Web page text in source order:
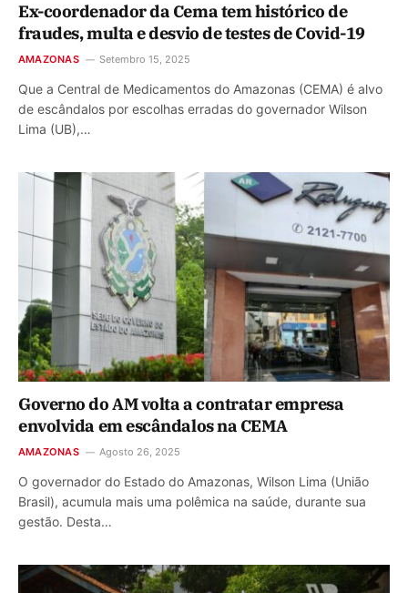
Ex-coordenador da Cema tem histórico de
fraudes, multa e desvio de testes de Covid-19
AMAZONAS Setembro 15, 2025
Que a Central de Medicamentos do Amazonas (CEMA) é alvo
de escândalos por escolhas erradas do governador Wilson
Lima (UB),…
Governo do AM volta a contratar empresa
envolvida em escândalos na CEMA
AMAZONAS Agosto 26, 2025
O governador do Estado do Amazonas, Wilson Lima (União
Brasil), acumula mais uma polêmica na saúde, durante sua
gestão. Desta…